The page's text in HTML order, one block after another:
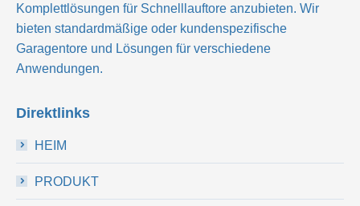
Komplettlösungen für Schnelllauftore anzubieten. Wir
bieten standardmäßige oder kundenspezifische
Garagentore und Lösungen für verschiedene
Anwendungen.
Direktlinks
HEIM
PRODUKT